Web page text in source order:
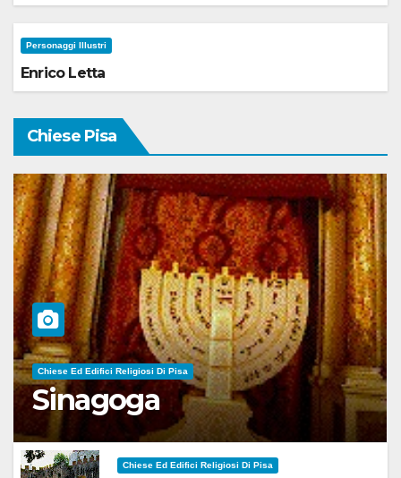
Personaggi Illustri
Enrico Letta
Chiese Pisa
Chiese Ed Edifici Religiosi Di Pisa
Sinagoga
Chiese Ed Edifici Religiosi Di Pisa